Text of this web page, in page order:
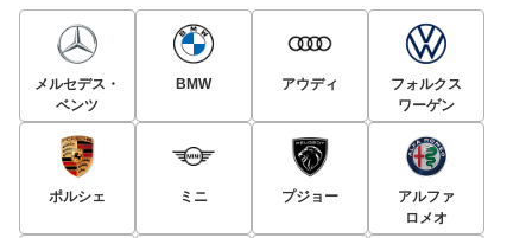
メルセデス・
ベンツ
BMW アウディ
フォルクス
ワーゲン
ポルシェ ミニ プジョー
アルファ
ロメオ